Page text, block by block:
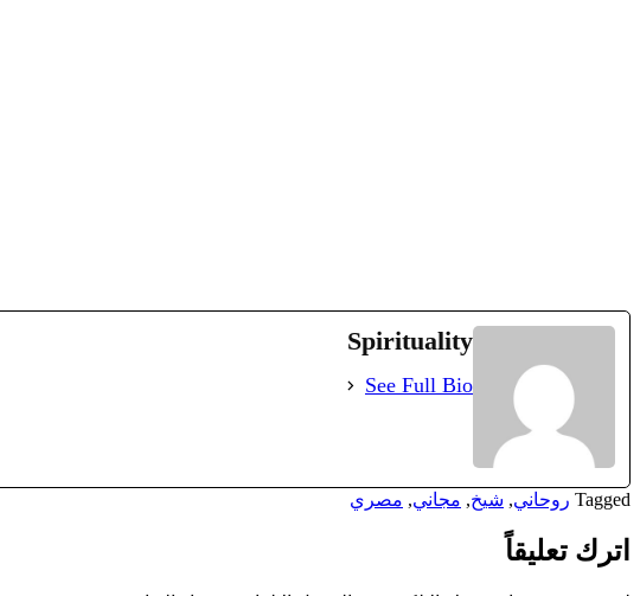
Spirituality
See Full Bio
Tagged روحاني, شيخ, مجاني, مصري
اترك تعليقاً